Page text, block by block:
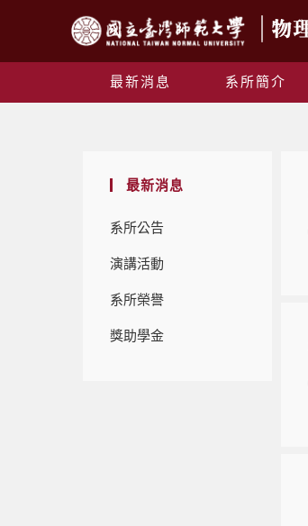
最新消息 系所簡介
最新消息
系所公告
演講活動
系所榮譽
獎助學金